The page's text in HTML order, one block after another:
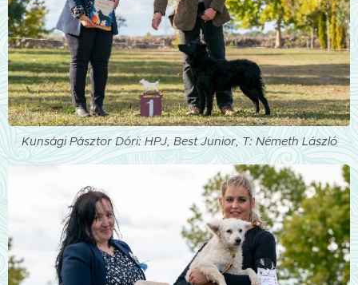
Kunsági Pásztor Dóri: HPJ, Best Junior, T: Németh László